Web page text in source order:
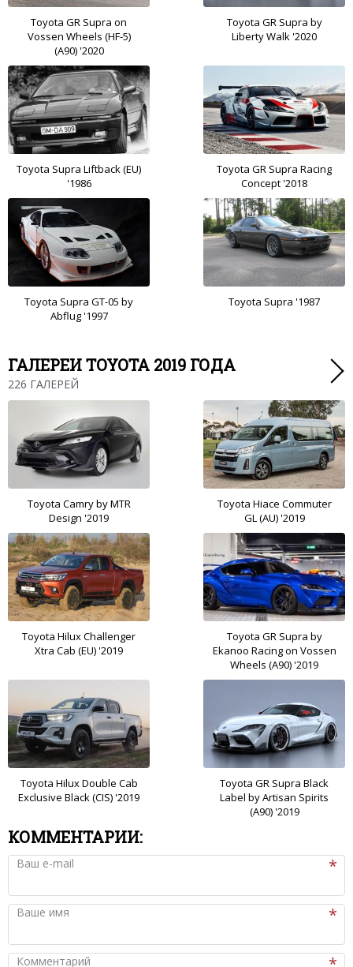
Toyota GR Supra on
Vossen Wheels (HF-5)
(A90) '2020
Toyota GR Supra by
Liberty Walk '2020
Toyota Supra Liftback (EU)
'1986
Toyota GR Supra Racing
Concept '2018
Toyota Supra GT-05 by
Abflug '1997
Toyota Supra '1987
ГАЛЕРЕИ TOYOTA 2019 ГОДА
226 ГАЛЕРЕЙ
Toyota Camry by MTR
Design '2019
Toyota Hiace Commuter
GL (AU) '2019
Toyota Hilux Challenger
Xtra Cab (EU) '2019
Toyota GR Supra by
Ekanoo Racing on Vossen
Wheels (A90) '2019
Toyota Hilux Double Cab
Exclusive Black (CIS) '2019
Toyota GR Supra Black
Label by Artisan Spirits
(A90) '2019
КОММЕНТАРИИ:
Ваш e-mail
Ваше имя
Комментарий